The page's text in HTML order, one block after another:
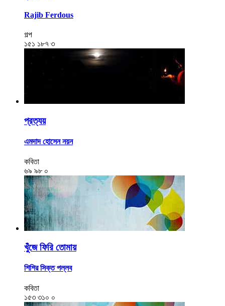
Rajib Ferdous
গল্প
১৫১ ১৮৭ ৩
প্রত্যয়
এমদাদ হোসেন নয়ন
কবিতা
৬৯ ৯৮ ০
খুঁজে ফিরি তোমায়
শিশির সিক্ত পল্লব
কবিতা
১৫৩ ৩১০ ০